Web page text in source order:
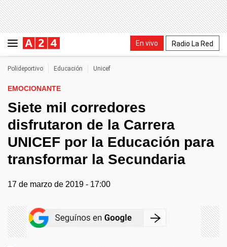
En vivo Radio La Red
Polideportivo Educación Unicef
EMOCIONANTE
Siete mil corredores
disfrutaron de la Carrera
UNICEF por la Educación para
transformar la Secundaria
17 de marzo de 2019 - 17:00